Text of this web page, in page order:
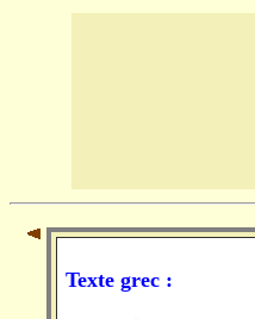
Texte grec :